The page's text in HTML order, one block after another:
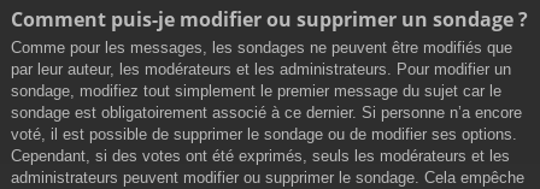
Comment puis-je modifier ou supprimer un sondage ?
Comme pour les messages, les sondages ne peuvent être modifiés que
par leur auteur, les modérateurs et les administrateurs. Pour modifier un
sondage, modifiez tout simplement le premier message du sujet car le
sondage est obligatoirement associé à ce dernier. Si personne n’a encore
voté, il est possible de supprimer le sondage ou de modifier ses options.
Cependant, si des votes ont été exprimés, seuls les modérateurs et les
administrateurs peuvent modifier ou supprimer le sondage. Cela empêche